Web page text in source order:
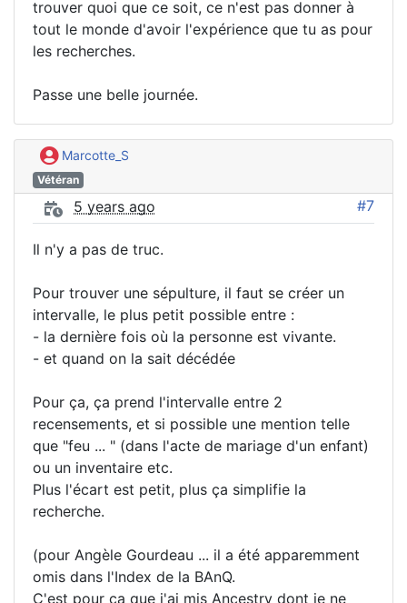
trouver quoi que ce soit, ce n'est pas donner à
tout le monde d'avoir l'expérience que tu as pour
les recherches.
Passe une belle journée.
Marcotte_S
Vétéran
5 years ago #7
Il n'y a pas de truc.
Pour trouver une sépulture, il faut se créer un
intervalle, le plus petit possible entre :
- la dernière fois où la personne est vivante.
- et quand on la sait décédée
Pour ça, ça prend l'intervalle entre 2
recensements, et si possible une mention telle
que "feu ... " (dans l'acte de mariage d'un enfant)
ou un inventaire etc.
Plus l'écart est petit, plus ça simplifie la
recherche.
(pour Angèle Gourdeau ... il a été apparemment
omis dans l'Index de la BAnQ.
C'est pour ça que j'ai mis Ancestry dont je ne